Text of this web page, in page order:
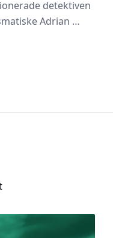
detektiven
Adrian …